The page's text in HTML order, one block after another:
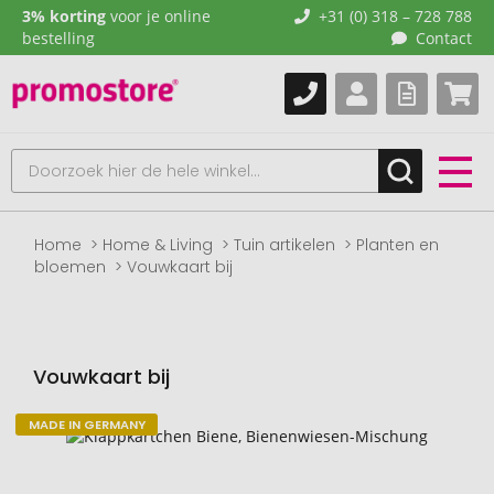
3% korting voor je online
bestelling
+31 (0) 318 – 728 788
Contact
Home Home & Living Tuin artikelen
Planten en
bloemen
Vouwkaart bij
Vouwkaart bij
Naar
MADE IN GERMANY